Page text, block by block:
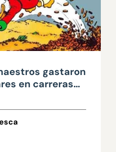
gastaron
en carreras